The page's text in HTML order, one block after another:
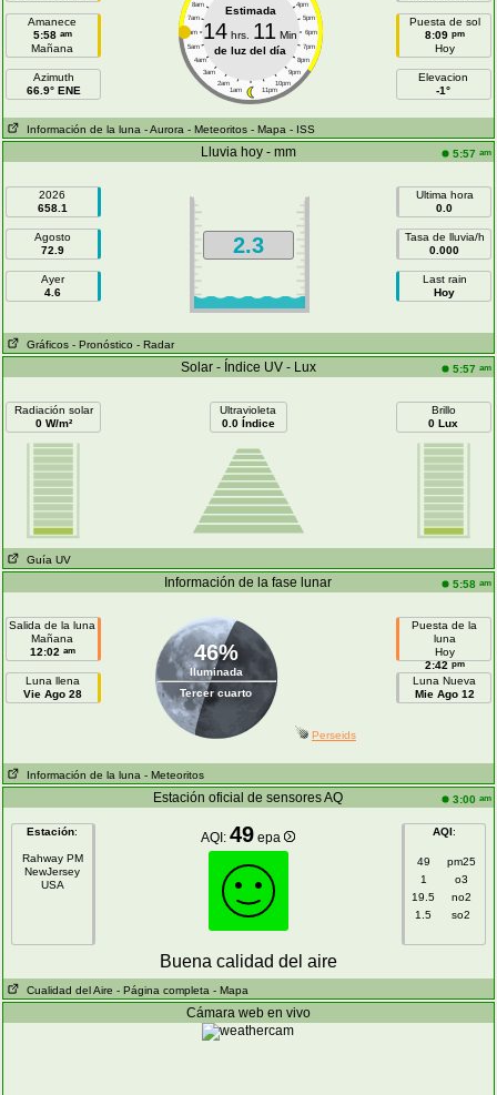
Amanece
5:58 am
Mañana
Azimuth
66.9° ENE
8am 4pm
7am 5pm
6am 6pm
5am 7pm
4am 8pm
3am 9pm
2am 10pm
1am 11pm
Estimada
14 hrs. 11 Min
de luz del día
Puesta de sol
8:09 pm
Hoy
Elevacion
-1°
Información de la luna - Aurora - Meteoritos - Mapa - ISS
Lluvia hoy - mm 5:57 am
2026
658.1
Agosto
72.9
Ayer
4.6
2.3
Ultima hora
0.0
Tasa de lluvia/h
0.000
Last rain
Hoy
Gráficos - Pronóstico - Radar
Solar - Índice UV - Lux 5:57 am
Radiación solar
0 W/m²
Ultravioleta
0.0 Índice
Brillo
0 Lux
Guía UV
Información de la fase lunar 5:58 am
Salida de la luna
Mañana
12:02 am
Luna llena
Vie Ago 28
46%
Iluminada
Tercer cuarto
Puesta de la
luna
Hoy
2:42pm
Luna Nueva
Mie Ago 12
Perseids
Información de la luna - Meteoritos
Estación oficial de sensores AQ 3:00 am
Estación:
Rahway PM
NewJersey
USA
AQI:49 epa AQI:
49
pm25
1
o3
19.5
no2
1.5
so2
Buena calidad del aire
Cualidad del Aire - Página completa - Mapa
Cámara web en vivo